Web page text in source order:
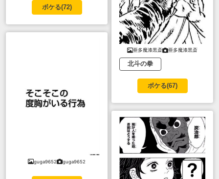
ボケる(72)
guga9652 guga9652
亜多魔漆黒斎 亜多魔漆黒斎
北斗の拳
ボケる(67)